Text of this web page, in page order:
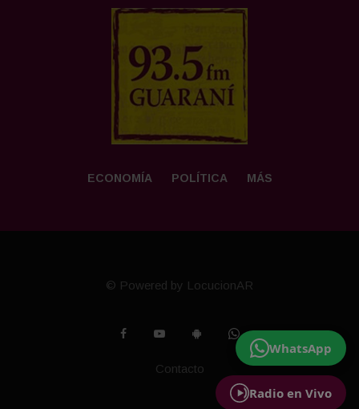
Radio en Vivo
WhatsApp
ECONOMÍA POLÍTICA MÁS
© Powered by LocucionAR
Contacto